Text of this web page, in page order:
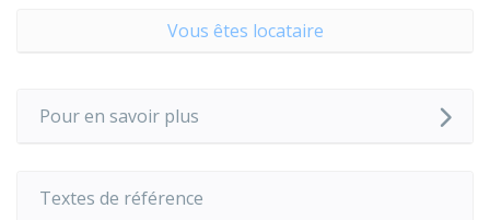
Vous êtes locataire
Pour en savoir plus
Textes de référence